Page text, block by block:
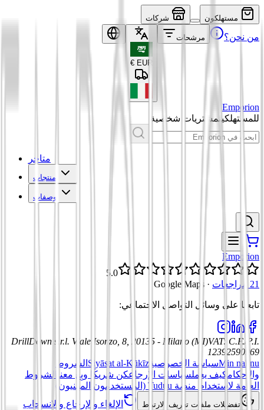
مستهلكون شركات
من نحن؟ مرشحات
EUR
€
Emporion
للمستهلكينمشتريات شخصية
متاجر
منتجات
وصفات
Emporion
5.0
21 مراجعات
·
Google Maps
تابعنا على وسائل التواصل الاجتماعي:
DrillDown s.r.l. Viale Isonzo, 8, 20135 - Milano (MI)VAT: C.F./P.I.
12392590969
Min nahnuسياسة الخصوصية Siyāsat al-Kūkīz الشروط
والأحكامكيف يعملسياسات الإرجاعكن شريكًا وبِع معنا
الشروط
العامة لاستخدام منصة Tuduu (المستخدمون المهنيون)
تفضيلات ملفات تعريف الارتباط الإلغاء والإرجاع والانسحاب